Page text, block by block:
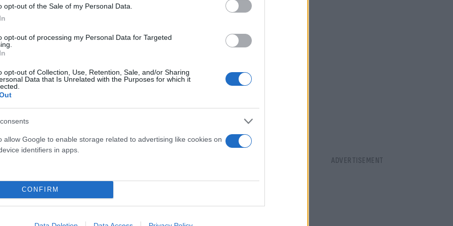
opt-out of the Sale of my Personal Data.
opt-out of processing my Personal Data for Targeted
opt-out of Collection, Use, Retention, Sale, and/or Sharing
Data that Is Unrelated with the Purposes for which it
allow Google to enable storage related to advertising like cookies on
identifiers in apps.
CONFIRM
τα στατιστικά στοιχεία είναι ισχυρά. Όπως
περίπου 500 mg φλαβονοειδών συνδέθηκε με 16%
μείωση περίπου 10% στον κίνδυνο εμφάνισης
προβλημάτων – ποσότητα που αντιστοιχεί σε
των top καταναλωτών